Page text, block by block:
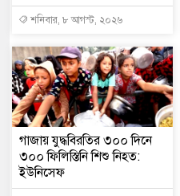
শনিবার, ৮ আগস্ট, ২০২৬
গাজায় যুদ্ধবিরতির ৩০০ দিনে
৩০০ ফিলিস্তিনি শিশু নিহত:
ইউনিসেফ